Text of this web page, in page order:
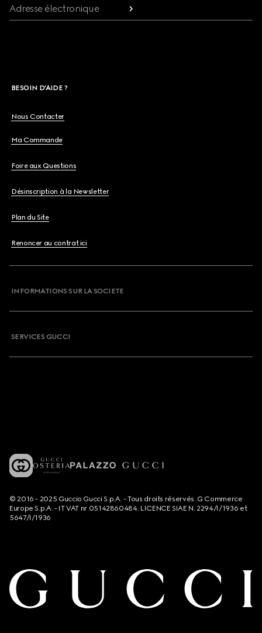
Adresse électronique
BESOIN D'AIDE ?
Nous Contacter
Ma Commande
Foire aux Questions
Désinscription à la Newsletter
Plan du Site
Renoncer au contrat ici
INFORMATIONS SUR LA SOCIETE
SERVICES GUCCI
© 2016 - 2025 Guccio Gucci S.p.A. - Tous droits réservés. G Commerce
Europe S.p.A. - IT VAT nr 05142860484. LICENCE SIAE N. 2294/I/1936 et
5647/I/1936